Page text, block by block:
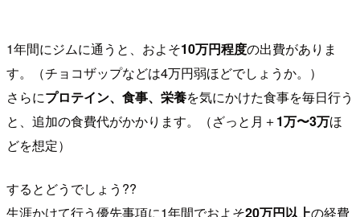
1年間にジムに通うと、およそ10万円程度の出費がありま
す。（チョコザップなどは4万円弱ほどでしょうか。）
さらにプロテイン、食事、栄養を気にかけた食事を毎日行う
と、追加の食費代がかかります。（ざっと月＋1万〜3万ほ
どを想定）
するとどうでしょう??
生涯かけて行う優先事項に1年間でおよそ20万円以上の経費